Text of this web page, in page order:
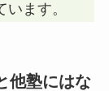
ます。
他塾にはな